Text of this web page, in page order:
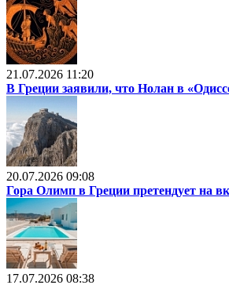
21.07.2026 11:20
В Греции заявили, что Нолан в
20.07.2026 09:08
Гора Олимп в Греции претендует
17.07.2026 08:38